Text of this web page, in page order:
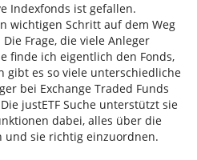
Indexfonds ist gefallen.
wichtigen Schritt auf dem Weg
Frage, die viele Anleger
finde ich eigentlich den Fonds,
gibt es so viele unterschiedliche
bei Exchange Traded Funds
justETF Suche unterstützt sie
dabei, alles über die
und sie richtig einzuordnen.